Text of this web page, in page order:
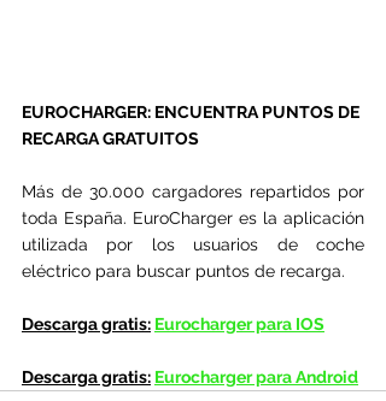
EUROCHARGER: ENCUENTRA PUNTOS DE
RECARGA GRATUITOS
Más de 30.000 cargadores repartidos por
toda España. EuroCharger es la aplicación
utilizada por los usuarios de coche
eléctrico para buscar puntos de recarga.
Descarga gratis: Eurocharger para IOS
Descarga gratis: Eurocharger para Android